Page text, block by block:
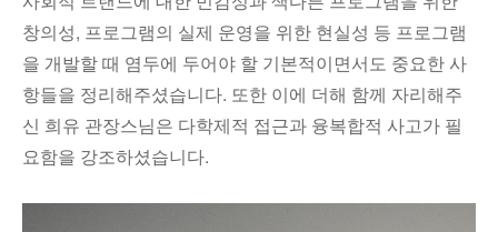
창의성, 프로그램의 실제 운영을 위한 현실성 등 프로그램
을 개발할 때 염두에 두어야 할 기본적이면서도 중요한 사
항들을 정리해주셨습니다. 또한 이에 더해 함께 자리해주
신 희유 관장스님은 다학제적 접근과 융복합적 사고가 필
요함을 강조하셨습니다.